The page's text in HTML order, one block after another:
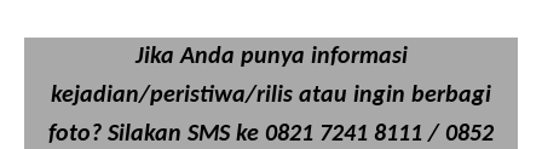
Jika Anda punya informasi
kejadian/peristiwa/rilis atau ingin berbagi
foto? Silakan SMS ke 0821 7241 8111 / 0852